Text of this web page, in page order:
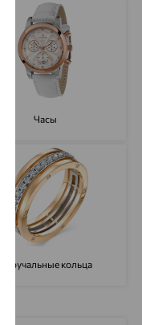
Часы
Обручальные кольца